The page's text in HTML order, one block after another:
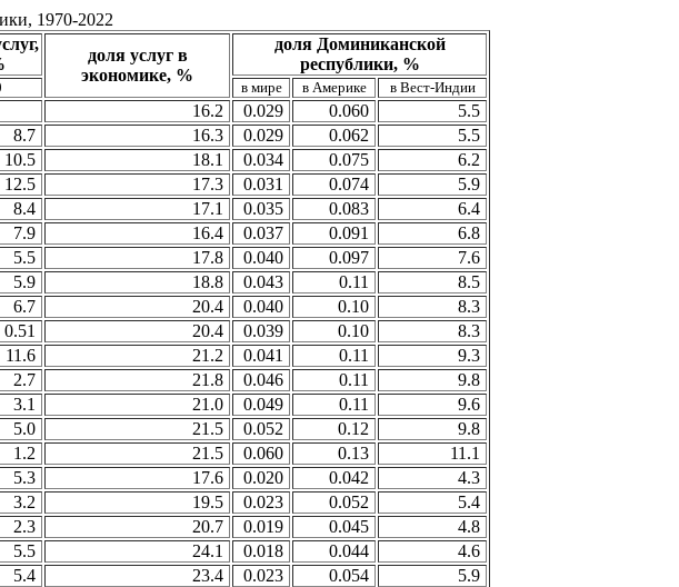
1970-2022
доля услуг в
экономике, %
доля Доминиканской
республики, %
в мире в Америке в Вест-Индии
16.2 0.029 0.060
5.5
8.7 16.3 0.029 0.062
5.5
10.5 18.1 0.034 0.075
6.2
12.5 17.3 0.031 0.074
5.9
8.4 17.1 0.035 0.083
6.4
7.9 16.4 0.037 0.091
6.8
5.5 17.8 0.040 0.097
7.6
5.9 18.8 0.043 0.11
8.5
6.7 20.4 0.040 0.10
8.3
0.51 20.4 0.039 0.10
8.3
11.6 21.2 0.041 0.11
9.3
2.7 21.8 0.046 0.11
9.8
3.1 21.0 0.049 0.11
9.6
5.0 21.5 0.052 0.12
9.8
1.2 21.5 0.060 0.13
11.1
5.3 17.6 0.020 0.042
4.3
3.2 19.5 0.023 0.052
5.4
2.3 20.7 0.019 0.045
4.8
5.5 24.1 0.018 0.044
4.6
5.4 23.4 0.023 0.054
5.9